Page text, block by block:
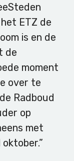
ETZ de
is en de
de
moment
over te
Radboud
op
met